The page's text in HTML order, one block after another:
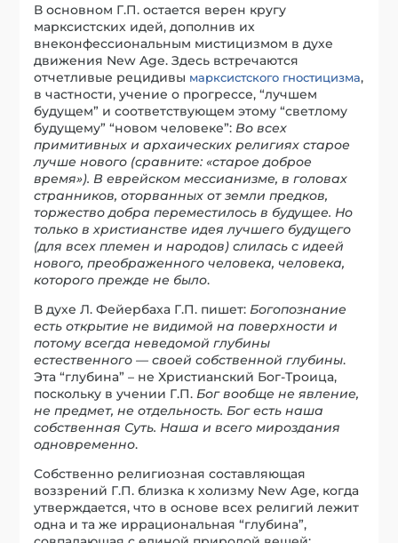
В основном Г.П. остается верен кругу
марксистских идей, дополнив их
внеконфессиональным мистицизмом в духе
движения New Age. Здесь встречаются
отчетливые рецидивы марксистского гностицизма,
в частности, учение о прогрессе, “лучшем
будущем” и соответствующем этому “светлому
будущему” “новом человеке”:Во всех
примитивных и архаических религиях старое
лучше нового (сравните: «старое доброе
время»). В еврейском мессианизме, в головах
странников, оторванных от земли предков,
торжество добра переместилось в будущее. Но
только в христианстве идея лучшего будущего
(для всех племен и народов) слилась с идеей
нового, преображенного человека, человека,
которого прежде не было.
В духе Л. Фейербаха Г.П. пишет: Богопознание
есть открытие не видимой на поверхности и
потому всегда неведомой глубины
естественного — своей собственной глубины.
Эта “глубина” – не Христианский Бог-Троица,
поскольку в учении Г.П. Бог вообще не явление,
не предмет, не отдельность. Бог есть наша
собственная Суть. Наша и всего мироздания
одновременно.
Собственно религиозная составляющая
воззрений Г.П. близка к холизму New Age, когда
утверждается, что в основе всех религий лежит
одна и та же иррациональная “глубина”,